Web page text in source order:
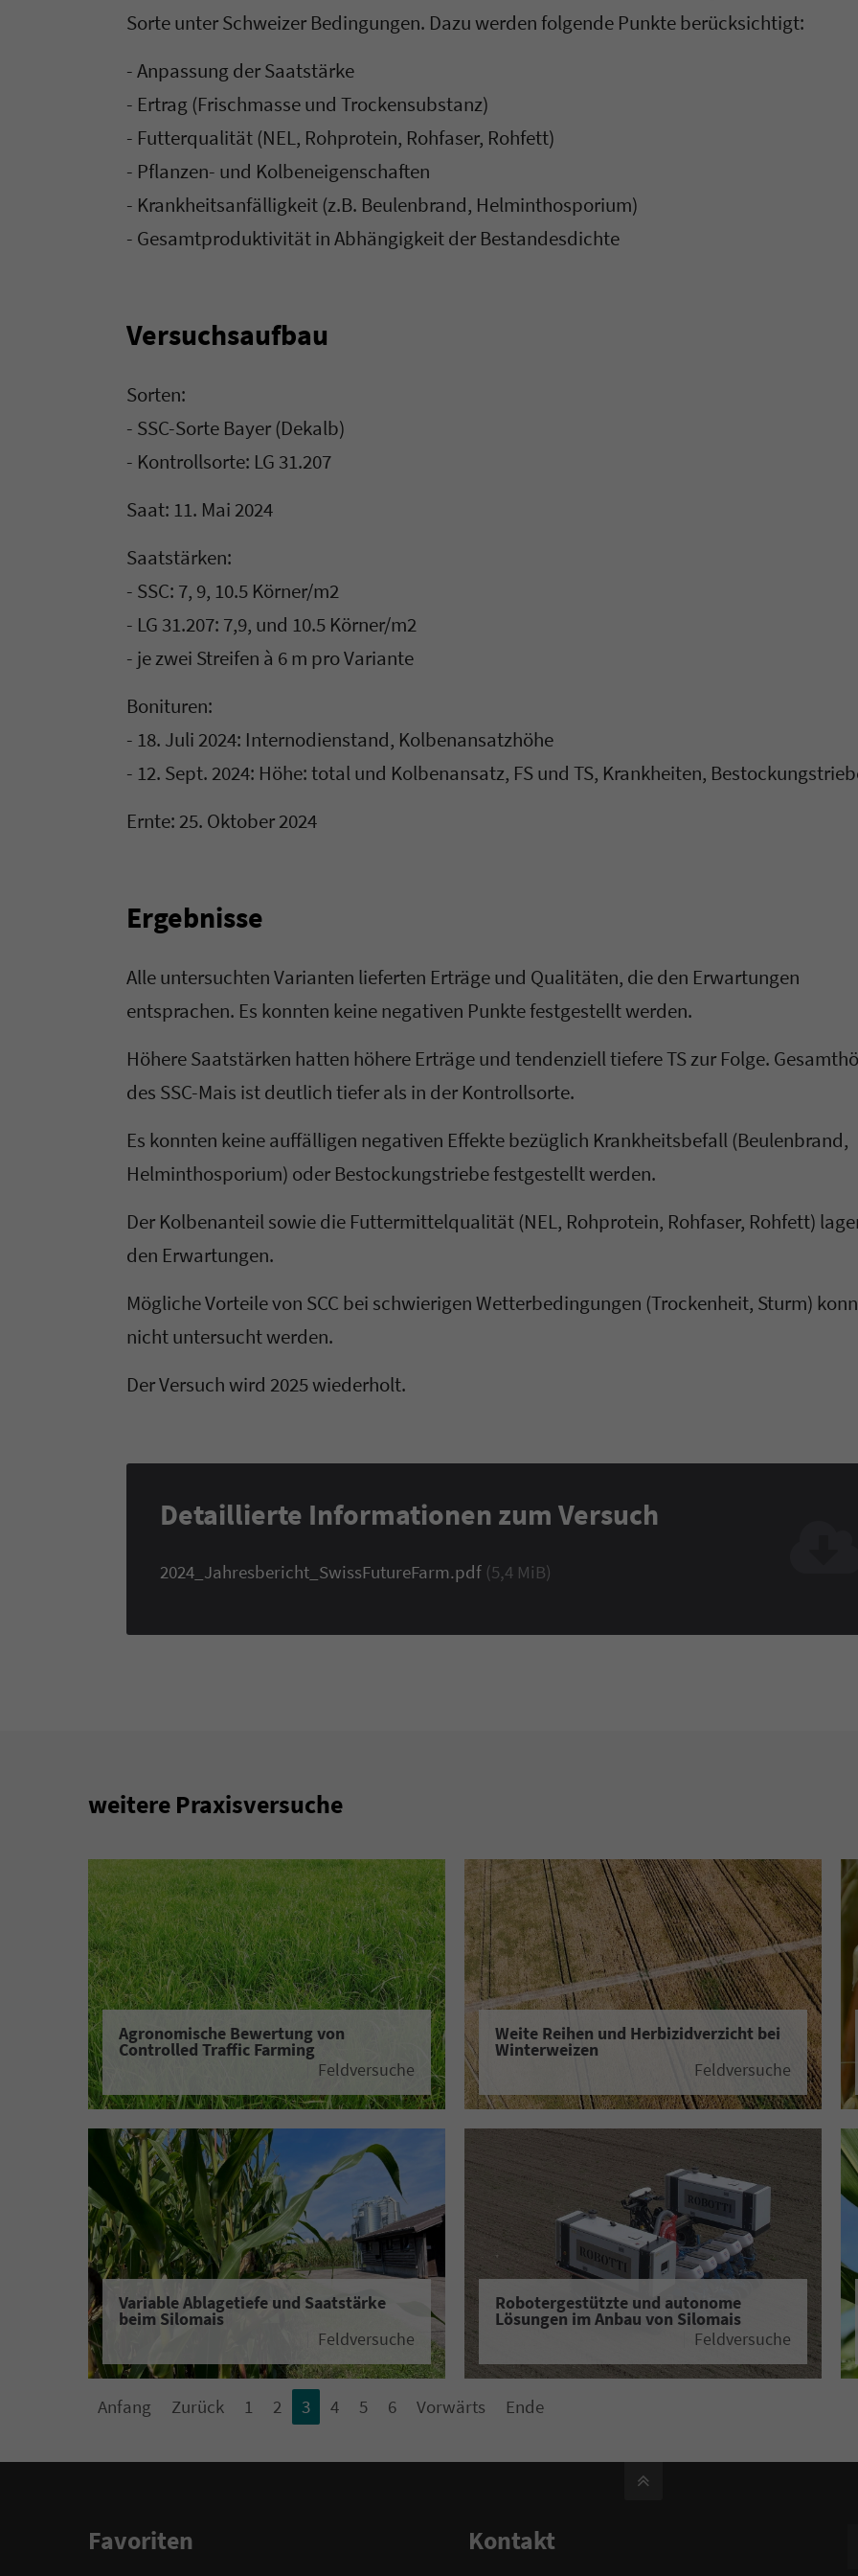
Sorte unter Schweizer Bedingungen. Dazu werden folgende Punkte berücksichtigt:
- Anpassung der Saatstärke
- Ertrag (Frischmasse und Trockensubstanz)
- Futterqualität (NEL, Rohprotein, Rohfaser, Rohfett)
- Pflanzen- und Kolbeneigenschaften
- Krankheitsanfälligkeit (z.B. Beulenbrand, Helminthosporium)
- Gesamtproduktivität in Abhängigkeit der Bestandesdichte
Versuchsaufbau
Sorten:
- SSC-Sorte Bayer (Dekalb)
- Kontrollsorte: LG 31.207
Saat: 11. Mai 2024
Saatstärken:
- SSC: 7, 9, 10.5 Körner/m2
- LG 31.207: 7,9, und 10.5 Körner/m2
- je zwei Streifen à 6 m pro Variante
Bonituren:
- 18. Juli 2024: Internodienstand, Kolbenansatzhöhe
- 12. Sept. 2024: Höhe: total und Kolbenansatz, FS und TS, Krankheiten,
Ernte: 25. Oktober 2024
Ergebnisse
Alle untersuchten Varianten lieferten Erträge und Qualitäten, die den Erwartungen
entsprachen. Es konnten keine negativen Punkte festgestellt werden.
Höhere Saatstärken hatten höhere Erträge und tendenziell tiefere TS zur Folge.
des SSC-Mais ist deutlich tiefer als in der Kontrollsorte.
Es konnten keine auffälligen negativen Effekte bezüglich Krankheitsbefall (Beulenbrand,
Helminthosporium) oder Bestockungstriebe festgestellt werden.
Der Kolbenanteil sowie die Futtermittelqualität (NEL, Rohprotein, Rohfaser, Rohfett)
den Erwartungen.
Mögliche Vorteile von SCC bei schwierigen Wetterbedingungen (Trockenheit, Sturm)
nicht untersucht werden.
Der Versuch wird 2025 wiederholt.
Detaillierte Informationen zum Versuch
2024_Jahresbericht_SwissFutureFarm.pdf (5,4 MiB)
weitere Praxisversuche
Agronomische Bewertung von
Controlled Traffic Farming
Feldversuche
Weite Reihen und Herbizidverzicht bei
Winterweizen
Feldversuche
Variable Ablagetiefe und Saatstärke
beim Silomais
Feldversuche
Robotergestützte und autonome
Lösungen im Anbau von Silomais
Feldversuche
Anfang Zurück 1 2 3 4 5 6 Vorwärts Ende
Favoriten Kontakt